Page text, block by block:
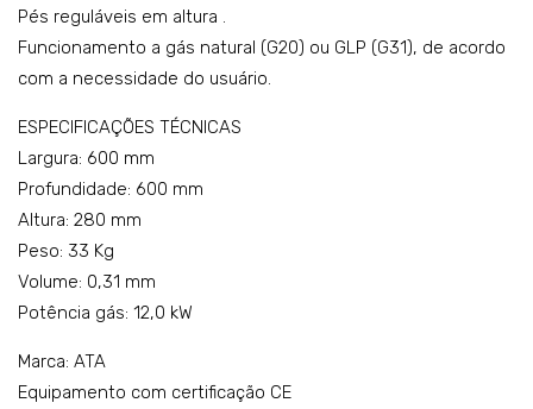
Pés reguláveis em altura .
Funcionamento a gás natural (G20) ou GLP (G31), de acordo
com a necessidade do usuário.
ESPECIFICAÇÕES TÉCNICAS
Largura: 600 mm
Profundidade: 600 mm
Altura: 280 mm
Peso: 33 Kg
Volume: 0,31 mm
Potência gás: 12,0 kW
Marca: ATA
Equipamento com certificação CE